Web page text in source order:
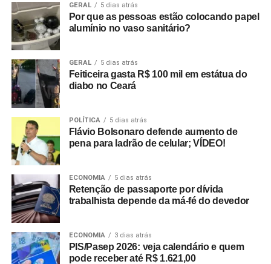
GERAL 5 dias atrás
Por que as pessoas estão colocando papel
alumínio no vaso sanitário?
GERAL 5 dias atrás
Feiticeira gasta R$ 100 mil em estátua do
diabo no Ceará
POLÍTICA 5 dias atrás
Flávio Bolsonaro defende aumento de
pena para ladrão de celular; VÍDEO!
ECONOMIA 5 dias atrás
Retenção de passaporte por dívida
trabalhista depende da má-fé do devedor
ECONOMIA 3 dias atrás
PIS/Pasep 2026: veja calendário e quem
pode receber até R$ 1.621,00